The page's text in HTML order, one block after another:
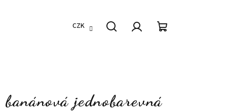
CZK
jednobarevná